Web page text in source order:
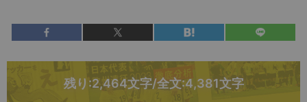
残り:2,464文字/全文:4,381文字